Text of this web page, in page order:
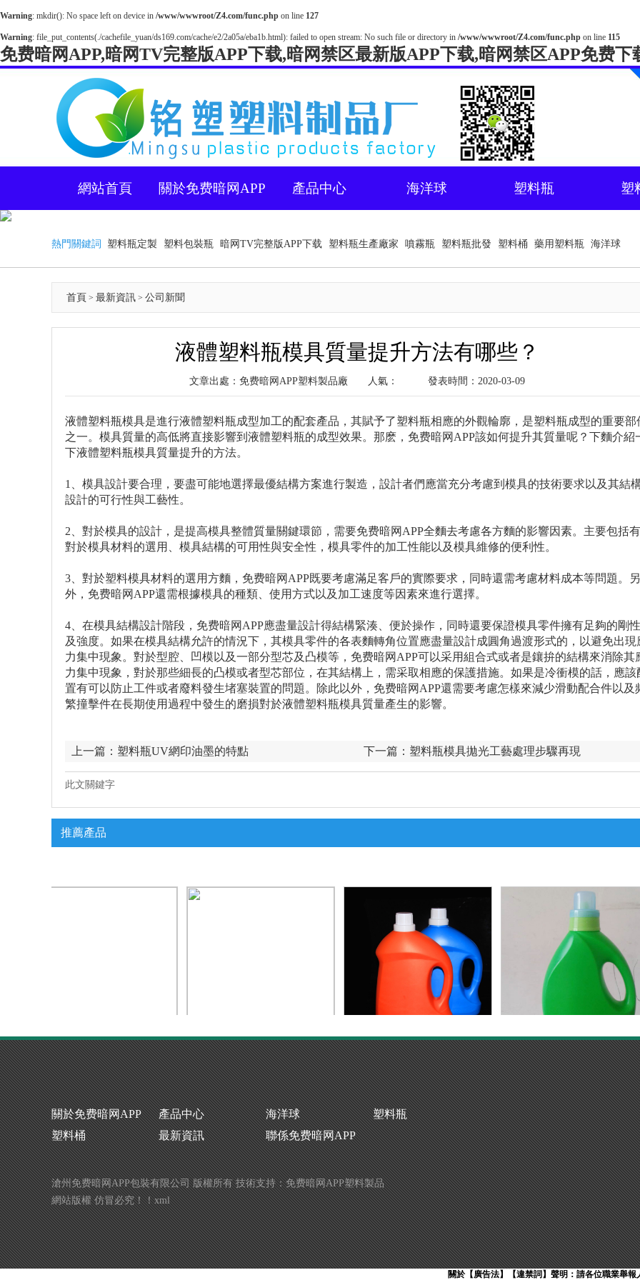
Warning: mkdir(): No space left on device in /www/wwwroot/Z4.com/func.php on line 127
Warning: file_put_contents(./cachefile_yuan/ds169.com/cache/e2/2a05a/eba1b.html): failed to open stream: No such file or directory in /www/wwwroot/Z4.com/func.php on line 115
免费暗网APP,暗网TV完整版APP下载,暗网禁区最新版APP下载,暗网禁区APP免费下
網站首頁 關於免费暗网APP 產品中心 海洋球 塑料瓶 塑
熱門關鍵詞 塑料瓶定製 塑料包裝瓶 暗网TV完整版APP下载 塑料瓶生產廠家 噴霧瓶 塑料瓶批發 塑料桶 藥用塑料瓶 海洋球
首頁 > 最新資訊 > 公司新聞
液體塑料瓶模具質量提升方法有哪些？
文章出處：免费暗网APP塑料製品廠 人氣： 發表時間：2020-03-09
液體塑料瓶模具是進行液體塑料瓶成型加工的配套產品，其賦予了塑料瓶相應的外觀輪廓，是塑料瓶成型的重要部
之一。模具質量的高低將直接影響到液體塑料瓶的成型效果。那麽，免费暗网APP該如何提升其質量呢？下麵介紹
下液體塑料瓶模具質量提升的方法。
1、模具設計要合理，要盡可能地選擇最優結構方案進行製造，設計者們應當充分考慮到模具的技術要求以及其結
設計的可行性與工藝性。
2、對於模具的設計，是提高模具整體質量關鍵環節，需要免费暗网APP全麵去考慮各方麵的影響因素。主要包括有
對於模具材料的選用、模具結構的可用性與安全性，模具零件的加工性能以及模具維修的便利性。
3、對於塑料模具材料的選用方麵，免费暗网APP既要考慮滿足客戶的實際要求，同時還需考慮材料成本等問題。另
外，免费暗网APP還需根據模具的種類、使用方式以及加工速度等因素來進行選擇。
4、在模具結構設計階段，免费暗网APP應盡量設計得結構緊湊、便於操作，同時還要保證模具零件擁有足夠的剛性
及強度。如果在模具結構允許的情況下，其模具零件的各表麵轉角位置應盡量設計成圓角過渡形式的，以避免出現
力集中現象。對於型腔、凹模以及一部分型芯及凸模等，免费暗网APP可以采用組合式或者是鑲拚的結構來消除其
力集中現象，對於那些細長的凸模或者型芯部位，在其結構上，需采取相應的保護措施。如果是冷衝模的話，應該
置有可以防止工件或者廢料發生堵塞裝置的問題。除此以外，免费暗网APP還需要考慮怎樣來減少滑動配合件以及
繁撞擊件在長期使用過程中發生的磨損對於液體塑料瓶模具質量產生的影響。
上一篇： 塑料瓶UV網印油墨的特點 下一篇： 塑料瓶模具拋光工藝處理步驟再現
此文關鍵字
推薦產品
化工塑料桶生產廠家 化工塑料桶批發 暗网TV完整版APP下载生產廠家 洗衣液瓶生產廠
關於免费暗网APP 產品中心 海洋球
塑料瓶
塑料桶
最新資訊 聯係免费暗网APP
滄州免费暗网APP包裝有限公司 版權所有 技術支持：免费暗网APP塑料製品
網站版權 仿冒必究！！xml
關於【廣告法】【違禁詞】聲明：請各位職業舉報人